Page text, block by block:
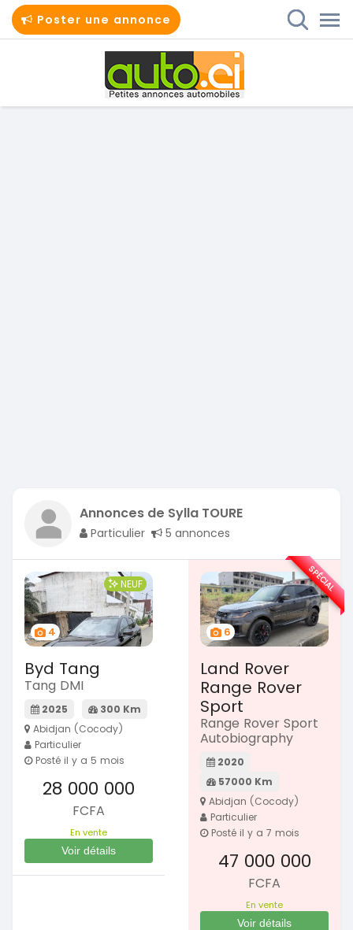
Poster une annonce
Annonces de Sylla TOURE
Particulier 5 annonces
4
NEUF
Byd Tang
Tang DMI
2025
300 Km
Abidjan (Cocody)
Particulier
Posté il y a 5 mois
28 000 000
FCFA
En vente
Voir détails
6
Land Rover
Range Rover
Sport
Range Rover Sport
Autobiography
2020
57000 Km
Abidjan (Cocody)
Particulier
Posté il y a 7 mois
47 000 000
FCFA
En vente
Voir détails
SPÉCIAL